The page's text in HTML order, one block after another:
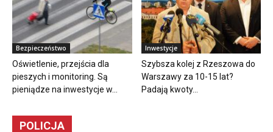
Bezpieczeństwo
Oświetlenie, przejścia dla
pieszych i monitoring. Są
pieniądze na inwestycje w...
Inwestycje
Szybsza kolej z Rzeszowa do
Warszawy za 10-15 lat?
Padają kwoty...
POLICJA